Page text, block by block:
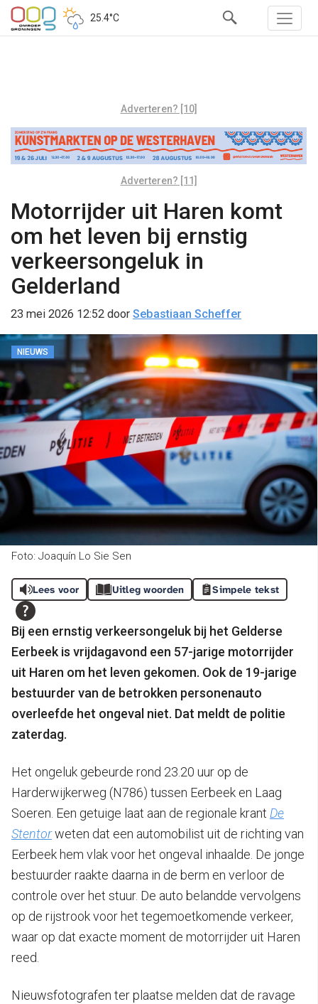
25.4°C
Adverteren? [10]
Adverteren? [11]
Motorrijder uit Haren komt
om het leven bij ernstig
verkeersongeluk in
Gelderland
23 mei 2026 12:52 door Sebastiaan Scheffer
NIEUWS
Foto: Joaquín Lo Sie Sen
Lees voor Uitleg woorden Simpele tekst
Bij een ernstig verkeersongeluk bij het Gelderse
Eerbeek is vrijdagavond een 57-jarige motorrijder
uit Haren om het leven gekomen. Ook de 19-jarige
bestuurder van de betrokken personenauto
overleefde het ongeval niet. Dat meldt de politie
zaterdag.
Het ongeluk gebeurde rond 23.20 uur op de
Harderwijkerweg (N786) tussen Eerbeek en Laag
Soeren. Een getuige laat aan de regionale krant De
Stentorweten dat een automobilist uit de richting van
Eerbeek hem vlak voor het ongeval inhaalde. De jonge
bestuurder raakte daarna in de berm en verloor de
controle over het stuur. De auto belandde vervolgens
op de rijstrook voor het tegemoetkomende verkeer,
waar op dat exacte moment de motorrijder uit Haren
reed.
Nieuwsfotografen ter plaatse melden dat de ravage